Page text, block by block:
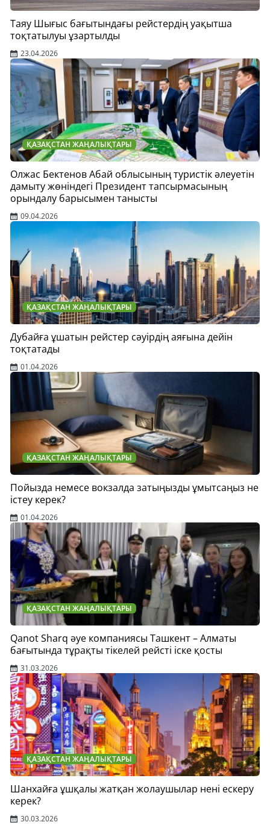
Таяу Шығыс бағытындағы рейстердің уақытша
тоқтатылуы ұзартылды
23.04.2026
ҚАЗАҚСТАН ЖАҢАЛЫҚТАРЫ
Олжас Бектенов Абай облысының туристік әлеуетін
дамыту жөніндегі Президент тапсырмасының
орындалу барысымен танысты
09.04.2026
ҚАЗАҚСТАН ЖАҢАЛЫҚТАРЫ
Дубайға ұшатын рейстер сәуірдің аяғына дейін
тоқтатады
01.04.2026
ҚАЗАҚСТАН ЖАҢАЛЫҚТАРЫ
Пойызда немесе вокзалда затыңызды ұмытсаңыз не
істеу керек?
01.04.2026
ҚАЗАҚСТАН ЖАҢАЛЫҚТАРЫ
Qanot Sharq әуе компаниясы Ташкент – Алматы
бағытында тұрақты тікелей рейсті іске қосты
31.03.2026
ҚАЗАҚСТАН ЖАҢАЛЫҚТАРЫ
Шанхайға ұшқалы жатқан жолаушылар нені ескеру
керек?
30.03.2026